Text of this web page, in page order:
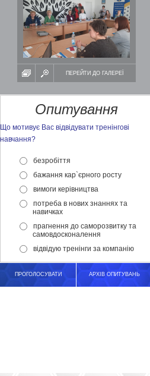
ПЕРЕЙТИ ДО ГАЛЕРЕЇ
Опитування
Що мотивує Вас відвідувати тренінгові
навчання?
безробіття
бажання кар`єрного росту
вимоги керівництва
потреба в нових знаннях та
навичках
прагнення до саморозвитку та
самовдосконалення
відвідую тренінги за компанію
ПРОГОЛОСУВАТИ АРХІВ ОПИТУВАНЬ